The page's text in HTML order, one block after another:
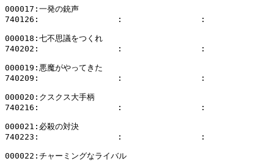
000017:一発の銃声
740126:                :                :
000018:七不思議をつくれ
740202:                :                :
000019:悪魔がやってきた
740209:                :                :
000020:クスクス大手柄
740216:                :                :
000021:必殺の対決
740223:                :                :
000022:チャーミングなライバル